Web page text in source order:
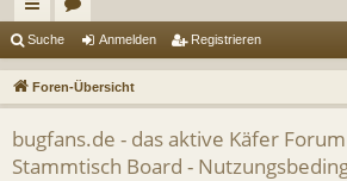
ch
ne
llz
ug
en
Suche Anmelden Registrieren
Foren-Übersicht
bugfans.de - das aktive Käfer
Stammtisch Board -